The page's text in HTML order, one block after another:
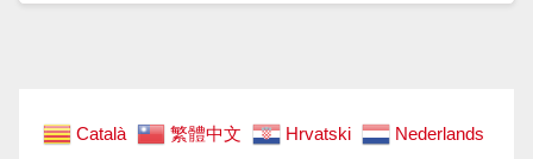
Català 繁體中文 Hrvatski
Nederlands